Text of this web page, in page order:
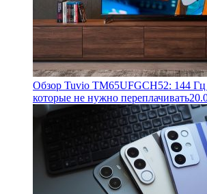
Обзор Tuvio TM65UFGCH52: 144
которые не нужно переплачивать